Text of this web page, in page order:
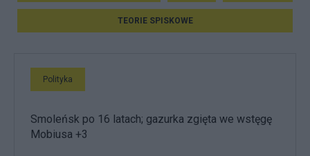
TEORIE SPISKOWE
Polityka
Smoleńsk po 16 latach; gazurka zgięta we wstęgę
Mobiusa +3